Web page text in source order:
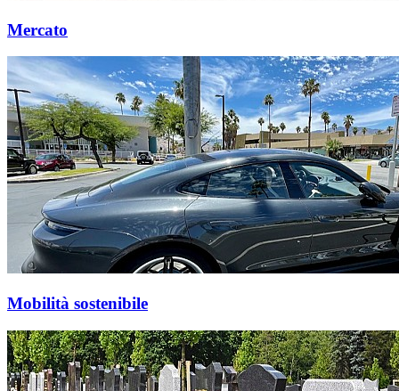
Mercato
Mobilità sostenibile